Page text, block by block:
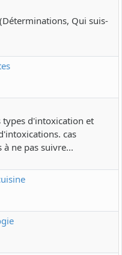
Qui suis-
types d'intoxication et
cas
ne pas suivre...